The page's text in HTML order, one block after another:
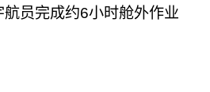
航员完成约6小时舱外作业